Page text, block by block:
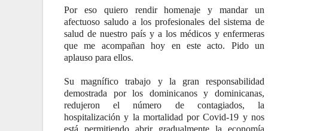
Por eso quiero rendir homenaje y mandar un
afectuoso saludo a los profesionales del sistema de
salud de nuestro país y a los médicos y enfermeras
que me acompañan hoy en este acto. Pido un
aplauso para ellos.
Su magnífico trabajo y la gran responsabilidad
demostrada por los dominicanos y dominicanas,
redujeron el número de contagiados, la
hospitalización y la mortalidad por Covid-19 y nos
está permitiendo abrir gradualmente la economía